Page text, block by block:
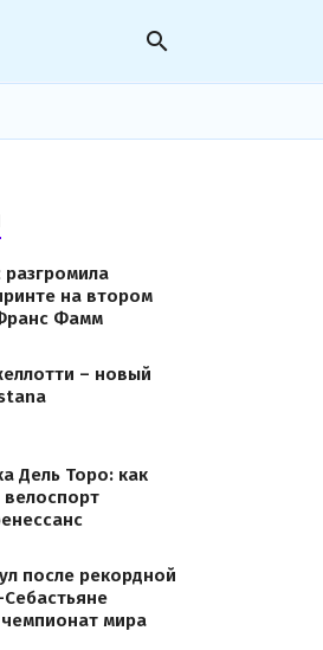
search
BMC Racing Team
на втором
Фамм
– новый
Дель Торо: как
велоспорт
после рекордной
мира